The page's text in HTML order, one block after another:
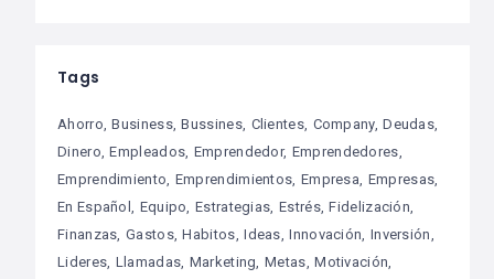
Tags
Ahorro Business Bussines Clientes Company Deudas
Dinero Empleados Emprendedor Emprendedores
Emprendimiento Emprendimientos Empresa Empresas
En Español Equipo Estrategias Estrés Fidelización
Finanzas Gastos Habitos Ideas Innovación Inversión
Lideres Llamadas Marketing Metas Motivación